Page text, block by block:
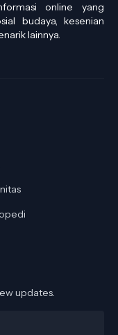
online yang
budaya, kesenian
lainnya.
updates.